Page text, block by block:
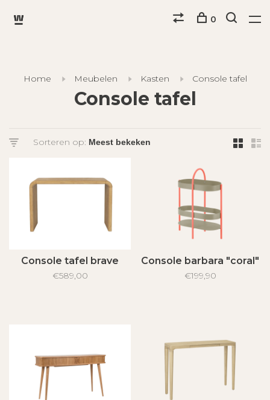
0
Home Meubelen Kasten Console tafel
Console tafel
Sorteren op:
Console tafel brave
€589,00
Console barbara "coral"
€199,90